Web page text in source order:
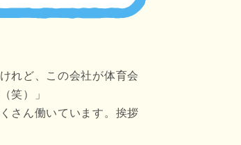
れど、この会社が体育会
笑）」
さん働いています。挨拶